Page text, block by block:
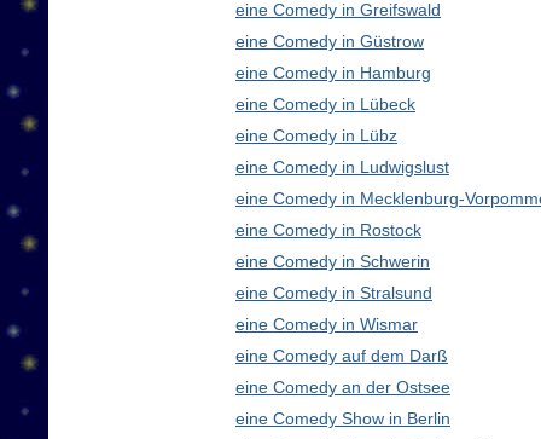
eine Comedy in Greifswald
eine Comedy in Güstrow
eine Comedy in Hamburg
eine Comedy in Lübeck
eine Comedy in Lübz
eine Comedy in Ludwigslust
eine Comedy in Mecklenburg-
eine Comedy in Rostock
eine Comedy in Schwerin
eine Comedy in Stralsund
eine Comedy in Wismar
eine Comedy auf dem Darß
eine Comedy an der Ostsee
eine Comedy Show in Berlin